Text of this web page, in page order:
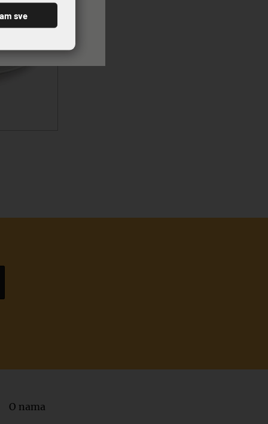
O nama
sve